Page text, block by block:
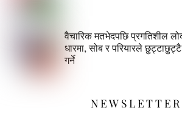
वैचारिक मतभेदपछि प्रगतिशील
धारमा, सोब र परियारले
गर्ने
NEWSLETTER